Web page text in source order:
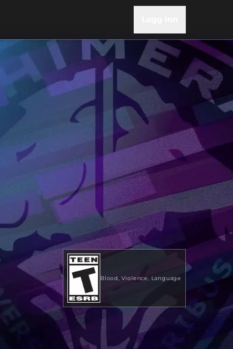
Blood Violence Language